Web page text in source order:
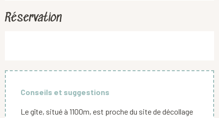
Réservation
Conseils et suggestions
Le gîte, situé à 1100m, est proche du site de décollage